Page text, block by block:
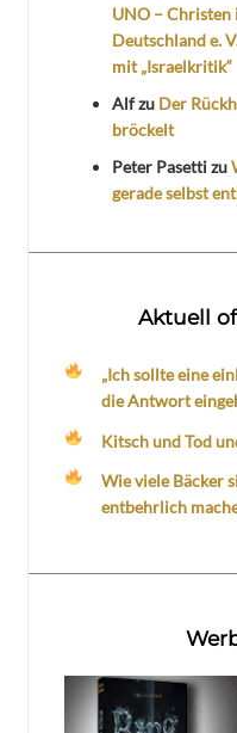
UNO –
Deutschland e.
mit „Israelkritik“
Alfzu Der
bröckelt
Peter Pasettizu
gerade selbst
Aktuell
„Ich sollte eine
die Antwort
Kitsch und Tod
Wie viele Bäcker
entbehrlich